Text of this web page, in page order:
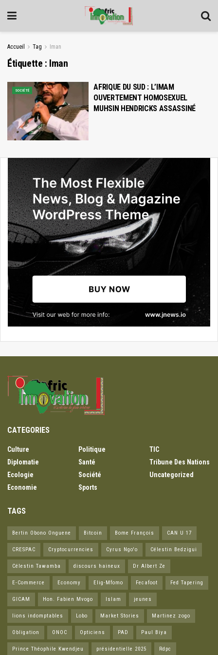
Accueil Tag Iman
Étiquette : Iman
SOCIÉTÉ
AFRIQUE DU SUD : L’IMAM
OUVERTEMENT HOMOSEXUEL
MUHSIN HENDRICKS ASSASSINÉ
CATEGORIES
Culture
Diplomatie
Ecologie
Economie
Politique
Santé
Société
Sports
TIC
Tribune Des Nations
Uncategorized
TAGS
Bertin Obono Onguene Bitcoin Bome François CAN U 17
CRESPAC Cryptocurrencies Cyrus Ngo'o Célestin Bedzigui
Célestin Tawamba discours haineux Dr Albert Ze
E-Commerce Economy Elig-Mfomo Fecafoot Fed Tapering
GICAM Hon. Fabien Mvogo Islam jeunes
lions indomptables Lobo Market Stories Martinez zogo
Obligation ONOC Opticiens PAD Paul Biya
Prince Théophile Kwendjeu présidentielle 2025 Rdpc